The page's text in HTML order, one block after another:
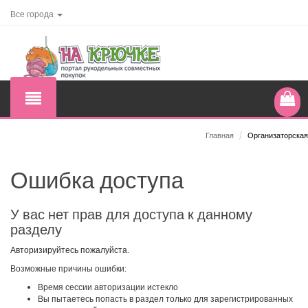
Все города
Главная / Организаторская
Ошибка доступа
У вас нет прав для доступа к данному
разделу
Авторизируйтесь пожалуйста.
Возможные причины ошибки:
Время сессии авторизации истекло
Вы пытаетесь попасть в раздел только для зарегистрированных